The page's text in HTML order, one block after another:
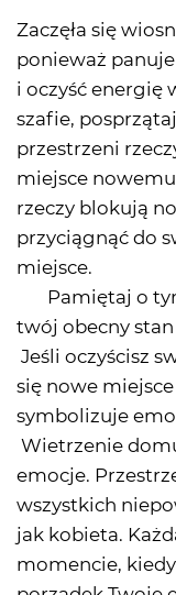
Zaczęła się
ponieważ
i oczyść energię
szafie,
przestrzeni
miejsce
rzeczy blokują
przyciągnąć do
miejsce.
Pamiętaj o
twój obecny stan
Jeśli oczyścisz
się nowe
symbolizuje
Wietrzenie
emocje.
wszystkich
jak kobieta.
momencie,